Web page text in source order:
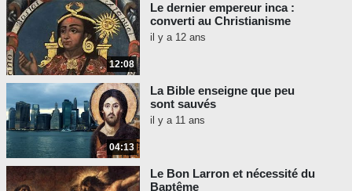
12:08
Le dernier empereur inca :
converti au Christianisme
il y a 12 ans
04:13
La Bible enseigne que peu
sont sauvés
il y a 11 ans
Le Bon Larron et nécessité du
Baptême